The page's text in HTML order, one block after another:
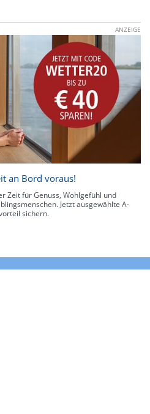
ANZEIGE
an Bord voraus!
Zeit für Genuss, Wohlgefühl und
Jetzt ausgewählte A-
sichern.